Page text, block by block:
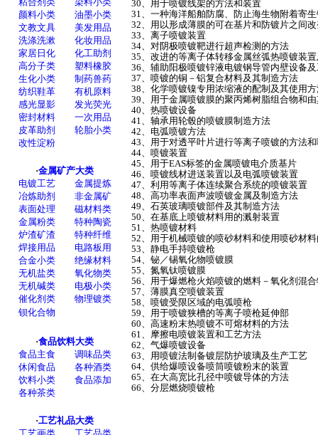
30、用于喷镀线架的方法和装置
31、一种海洋船舶防腐、防止海生物附着寄
32、用以形成薄膜的可在基片和防镀片之间
33、离子喷镀装置
34、对阴极喷镀靶进行超声检测的方法
35、改进的等离子体转移金属丝弧热喷镀装
36、辅助阳极喷镀锌液电镀钢导管内壁设备
37、喷镀的铜－铝复合材料及其制造方法
38、化学喷镀镍专用浓缩液的配制及其使用
39、用于金属喷镀膜的聚丙烯树脂组合物和
40、热喷镀设备
41、轴承用轮毂的喷镀膜制造方法
42、电弧喷镀方法
43、用于对透平叶片进行等离子喷镀的方法
44、喷镀装置
45、用于EAS标签的金属喷镀电介质基片
46、喷镀线材进送装置以及电弧喷镀装置
47、利用等离子体连续聚合系统的喷镀装置
48、高功率表面声波喷镀金属及制造方法
49、石英玻璃喷镀部件及其制造方法
50、在基底上喷镀材料用的溅射装置
51、热喷镀材料
52、用于机械喷镀的喷砂材料和使用喷砂材
53、静电手持喷镀枪
54、铋／锡氧化物喷镀膜
55、氮氧钛喷镀膜
56、用于爆燃枪火焰喷镀的燃料－氧化剂混
57、薄膜真空喷镀装置
58、喷镀受限区域的电弧喷枪
59、用于喷镀狭槽的等离子喷枪延伸部
60、高速粉末热喷镀不可熔材料的方法
61、摩擦电喷镀装置和工艺方法
62、气爆喷镀设备
63、用喷镀法制备镀层防护玻璃及生产工艺
64、供给爆喷设备喷筒喷镀粉末的装置
65、在大高宽比孔径中喷镀导体的方法
66、分层燃烧喷镀枪